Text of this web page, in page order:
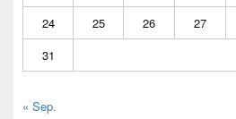
24
25 26 27
31
« Sep.